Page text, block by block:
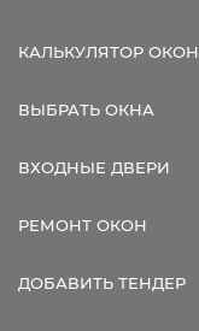
КАЛЬКУЛЯТОР ОКОН
ВЫБРАТЬ ОКНА
ВХОДНЫЕ ДВЕРИ
РЕМОНТ ОКОН
ДОБАВИТЬ ТЕНДЕР